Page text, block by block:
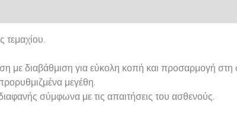
τεμαχίου.
με διαβάθμιση για εύκολη κοπή και προσαρμογή στη
μεγέθη.
σύμφωνα με τις απαιτήσεις του ασθενούς.